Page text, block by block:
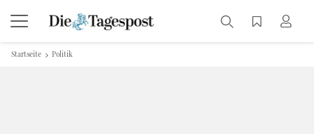
Startseite Politik